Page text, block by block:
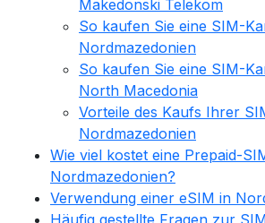
Makedonski Telekom
So kaufen Sie eine SIM-
Nordmazedonien
So kaufen Sie eine SIM-
North Macedonia
Vorteile des Kaufs Ihrer
Nordmazedonien
Wie viel kostet eine Prepaid-
Nordmazedonien?
Verwendung einer eSIM in
Häufig gestellte Fragen zur